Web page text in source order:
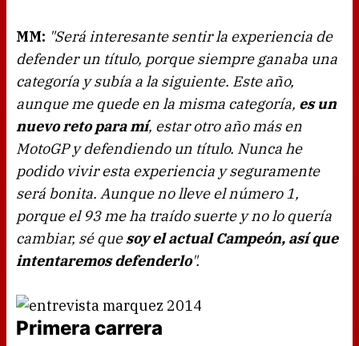
MM: "Será interesante sentir la experiencia de
defender un título, porque siempre ganaba una
categoría y subía a la siguiente. Este año,
aunque me quede en la misma categoría, es un
nuevo reto para mí, estar otro año más en
MotoGP y defendiendo un título. Nunca he
podido vivir esta experiencia y seguramente
será bonita. Aunque no lleve el número 1,
porque el 93 me ha traído suerte y no lo quería
cambiar, sé quesoy el actual Campeón, así que
intentaremos defenderlo".
Primera carrera